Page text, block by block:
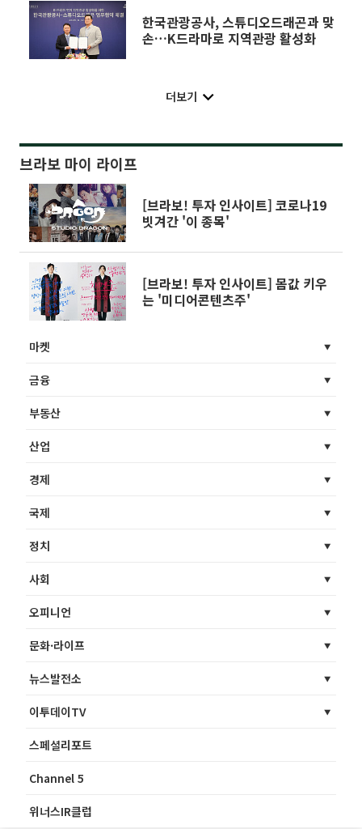
한국관광공사, 스튜디오드래곤과 맞
손…K드라마로 지역관광 활성화
더보기
브라보 마이 라이프
[브라보! 투자 인사이트] 코로나19
빗겨간 '이 종목'
[브라보! 투자 인사이트] 몸값 키우
는 '미디어콘텐츠주'
마켓
금융
부동산
산업
경제
국제
정치
사회
오피니언
문화·라이프
뉴스발전소
이투데이TV
스페셜리포트
Channel 5
위너스IR클럽